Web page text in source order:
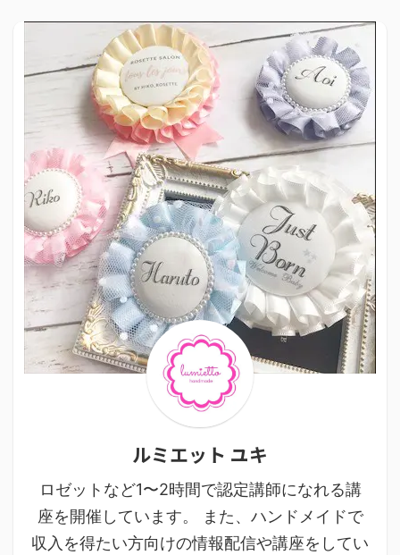
ルミエット ユキ
ロゼットなど1〜2時間で認定講師になれる講
座を開催しています。 また、ハンドメイドで
収入を得たい方向けの情報配信や講座をしてい